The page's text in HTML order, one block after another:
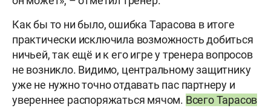
Как бы то ни было, ошибка Тарасова в итоге
практически исключила возможность добиться
ничьей, так ещё и к его игре у тренера вопросов
не возникло. Видимо, центральному защитнику
уже не нужно точно отдавать пас партнеру и
увереннее распоряжаться мячом. Всего Тарасов